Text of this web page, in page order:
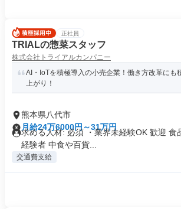
正社員
TRIALの惣菜スタッフ
株式会社トライアルカンパニー
AI・IoTを積極導入の小売企業！働き方改革にも
上がり！
熊本県八代市
月給24万6000円～31万円
求める人材: 必須 ・業界未経験OK 歓迎 食
経験者 中食や百貨...
交通費支給